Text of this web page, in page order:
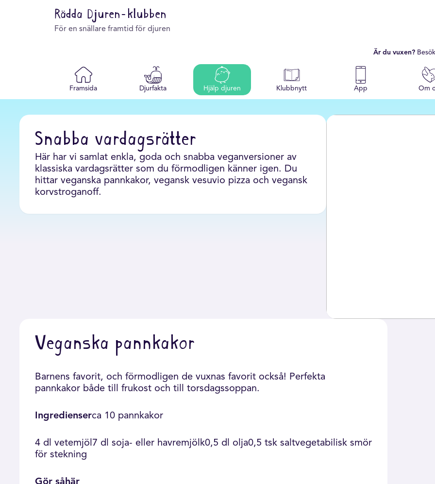
Rädda Djuren-klubben
För en snällare framtid för djuren
Är du vuxen?
Framsida Djurfakta Hjälp djuren Klubbnytt App Om
Snabba vardagsrätter
Här har vi samlat enkla, goda och snabba veganversioner av
klassiska vardagsrätter som du förmodligen känner igen. Du
hittar veganska pannkakor, vegansk vesuvio pizza och vegansk
korvstroganoff.
Veganska pannkakor
Barnens favorit, och förmodligen de vuxnas favorit också! Perfekta
pannkakor både till frukost och till torsdagssoppan.
Ingredienserca 10 pannkakor
4 dl vetemjöl7 dl soja- eller havremjölk0,5 dl olja0,5 tsk saltvegetabilisk smör
för stekning
Gör såhär